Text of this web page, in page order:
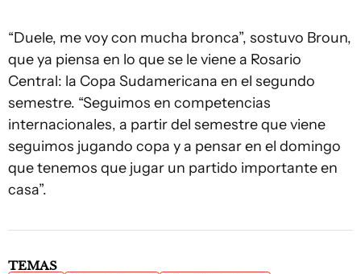
“Duele, me voy con mucha bronca”, sostuvo Broun,
que ya piensa en lo que se le viene a Rosario
Central: la Copa Sudamericana en el segundo
semestre. “Seguimos en competencias
internacionales, a partir del semestre que viene
seguimos jugando copa y a pensar en el domingo
que tenemos que jugar un partido importante en
casa”.
TEMAS